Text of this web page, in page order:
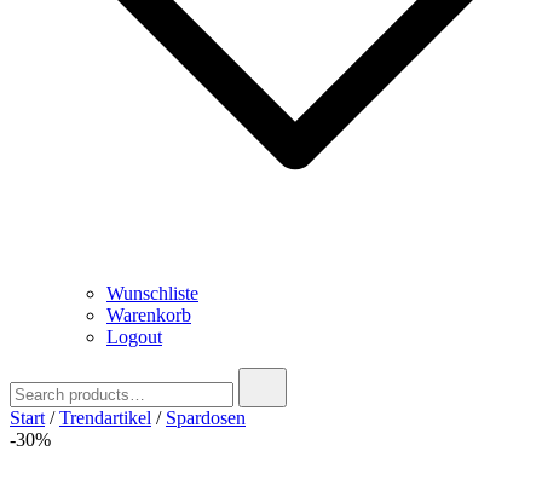
Wunschliste
Warenkorb
Logout
for:
Start /Trendartikel / Spardosen
-30%